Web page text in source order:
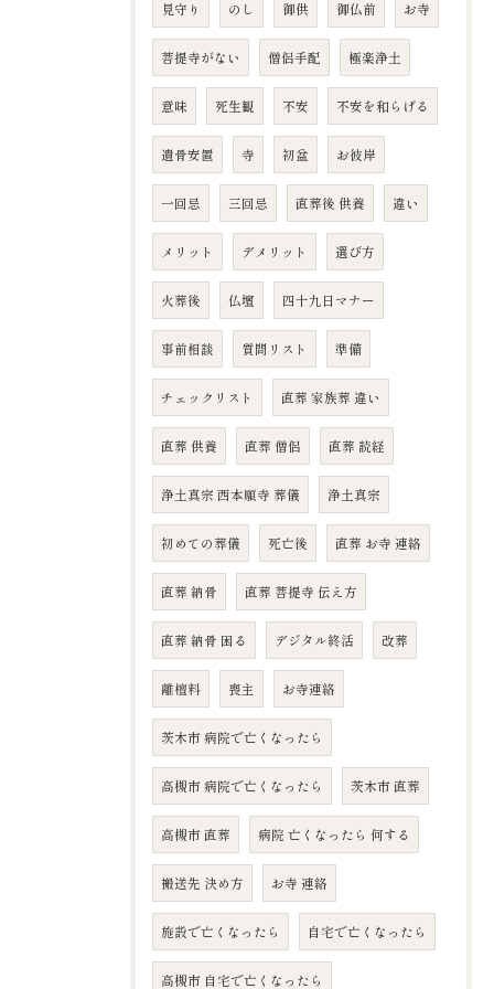
見守り のし 御供 御仏前 お寺
菩提寺がない 僧侶手配 極楽浄土
意味 死生観 不安 不安を和らげる
遺骨安置 寺 初盆 お彼岸
一回忌 三回忌 直葬後 供養 違い
メリット デメリット 選び方
火葬後 仏壇 四十九日マナー
事前相談 質問リスト 準備
チェックリスト 直葬 家族葬 違い
直葬 供養 直葬 僧侶 直葬 読経
浄土真宗 西本願寺 葬儀 浄土真宗
初めての葬儀 死亡後 直葬 お寺 連絡
直葬 納骨 直葬 菩提寺 伝え方
直葬 納骨 困る デジタル終活 改葬
離檀料 喪主 お寺連絡
茨木市 病院で亡くなったら
高槻市 病院で亡くなったら 茨木市 直葬
高槻市 直葬 病院 亡くなったら 何する
搬送先 決め方 お寺 連絡
施設で亡くなったら 自宅で亡くなったら
高槻市 自宅で亡くなったら